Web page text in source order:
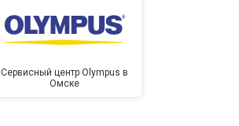
Сервисный центр Olympus в
Омске